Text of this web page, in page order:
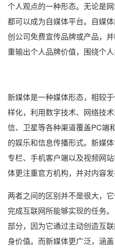
个人观点的一种形态。无论是
都可以成为自媒体平台。自媒
创公司免费宣传品牌或产品，
重输出个人品牌价值，围绕个人
新媒体是一种媒体形态，相较
样化，利用数字技术、网络技
信、卫星等各种渠道覆盖PC端
的娱乐和信息传播形式。新媒
专栏、手机客户端以及视频网
体更注重官方机构，并对内容
两者之间的区别并不是很大，
完成互联网所能够实现的任务
部分，因为它通过主动创造互
身价值。而新媒体更广泛，涵